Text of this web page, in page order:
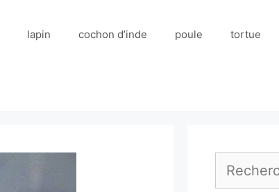
lapin cochon d’inde poule tortue